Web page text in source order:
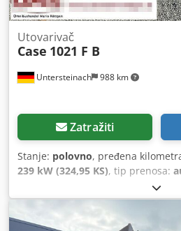
Untersteinach 988 km
Utovarivač
Case 1021 F B
Zatražiti
Stanje: polovno, pređena
239 kW (324,95 KS), tip prenosa:
, prva registracija:
proizvodnje:2013, Oprema:klima
i oprema = - Klima uređaj - Radio